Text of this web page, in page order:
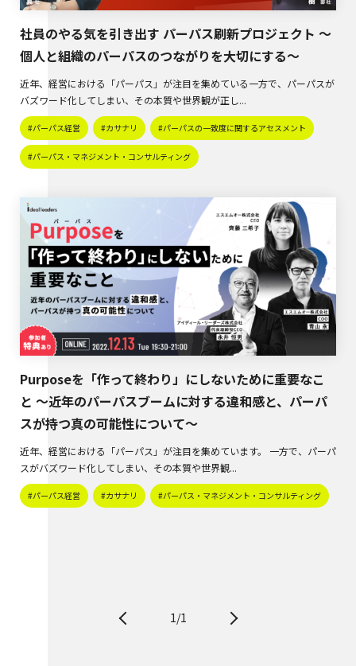
社員のやる気を引き出す パーパス刷新プロジェクト 〜
個人と組織のパーパスのつながりを大切にする〜
近年、経営における「パーパス」が注目を集めている一方で、パーパスが
バズワード化してしまい、その本質や世界観が正し...
#パーパス経営 #カサナリ #パーパスの一致度に関するアセスメント
#パーパス・マネジメント・コンサルティング
Purposeを「作って終わり」にしないために重要なこ
と 〜近年のパーパスブームに対する違和感と、パーパ
スが持つ真の可能性について〜
近年、経営における「パーパス」が注目を集めています。 一方で、パーパ
スがバズワード化してしまい、その本質や世界観...
#パーパス経営 #カサナリ #パーパス・マネジメント・コンサルティング
1/1